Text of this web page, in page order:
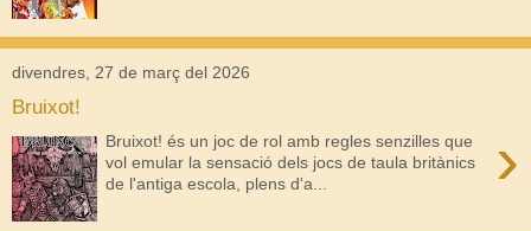
divendres, 27 de març del 2026
Bruixot!
›
Bruixot! és un joc de rol amb regles senzilles que
vol emular la sensació dels jocs de taula britànics
de l'antiga escola, plens d'a...